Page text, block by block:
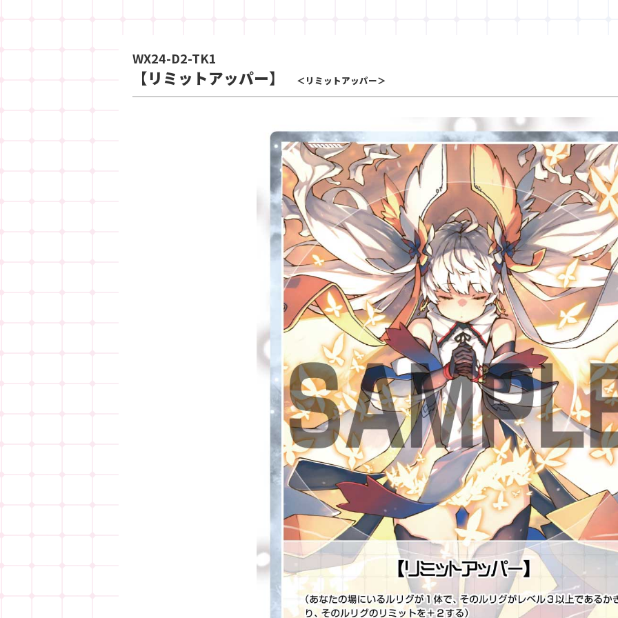
WX24-D2-TK1
【リミットアッパー】 ＜リミットアッパー＞